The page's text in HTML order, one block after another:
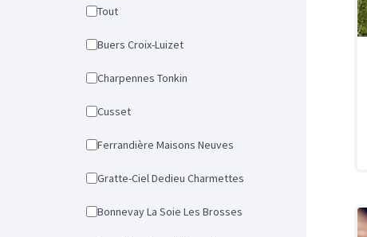
Tout
Buers Croix-Luizet
Charpennes Tonkin
Cusset
Ferrandière Maisons Neuves
Gratte-Ciel Dedieu Charmettes
Bonnevay La Soie Les Brosses